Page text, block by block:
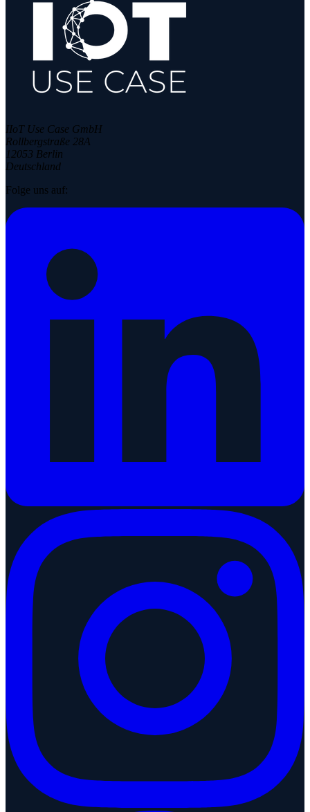
IIoT Use Case GmbH
Rollbergstraße 28A
12053 Berlin
Deutschland
Folge uns auf: